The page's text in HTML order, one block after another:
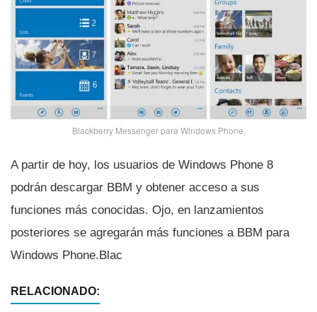
Blackberry Messenger para Windows Phone.
A partir de hoy, los usuarios de Windows Phone 8
podrán descargar BBM y obtener acceso a sus
funciones más conocidas. Ojo, en lanzamientos
posteriores se agregarán más funciones a BBM para
Windows Phone.Blac
RELACIONADO: